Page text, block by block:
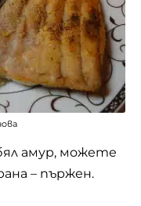
амур, можете
– пържен.